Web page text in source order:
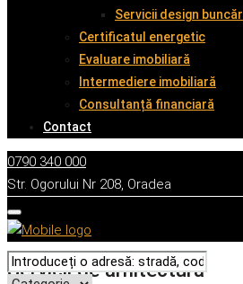
Servicii design buncăr
Certificatul energetic
Evaluare imobiliară
Intermediere imobiliară
Consultanță financiară
Contact
0790 340 000
Str. Ogorului Nr 208, Oradea
Servicii de arhitectură